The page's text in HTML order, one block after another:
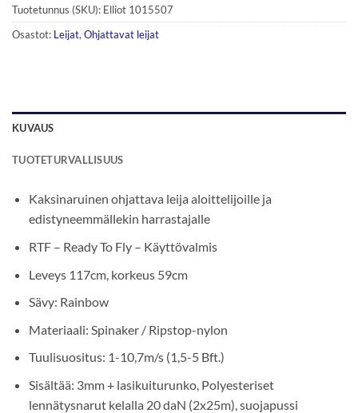
Tuotetunnus (SKU): Elliot 1015507
Osastot: Leijat, Ohjattavat leijat
KUVAUS
TUOTETURVALLISUUS
Kaksinaruinen ohjattava leija aloittelijoille ja
edistyneemmällekin harrastajalle
RTF – Ready To Fly – Käyttövalmis
Leveys 117cm, korkeus 59cm
Sävy: Rainbow
Materiaali: Spinaker / Ripstop-nylon
Tuulisuositus: 1-10,7m/s (1,5-5 Bft.)
Sisältää: 3mm + lasikuiturunko, Polyesteriset
lennätysnarut kelalla 20 daN (2x25m), suojapussi